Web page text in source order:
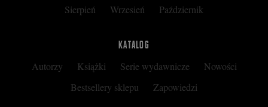
Sierpień Wrzesień Październik
KATALOG
Autorzy Książki Serie wydawnicze
Nowości
Bestsellery sklepu
Zapowiedzi